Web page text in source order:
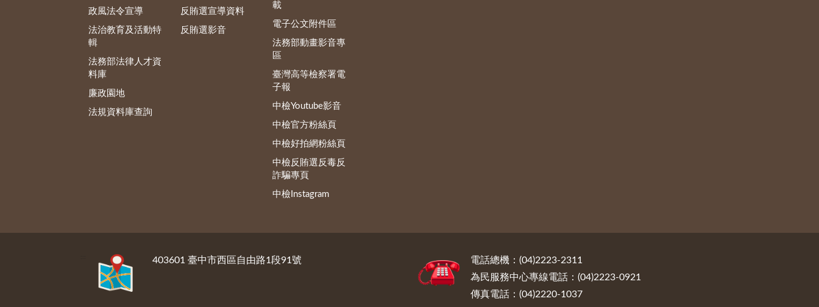
政風法令宣導
法治教育及活動特
輯
法務部法律人才資
料庫
廉政園地
法規資料庫查詢
反賄選宣導資料
反賄選影音
載
電子公文附件區
法務部動畫影音專
區
臺灣高等檢察署電
子報
中檢Youtube影音
中檢官方粉絲頁
中檢好拍網粉絲頁
中檢反賄選反毒反
詐騙專頁
中檢Instagram
403601 臺中市西區自由路1段91號
電話總機：(04)2223-2311
為民服務中心專線電話：(04)2223-0921
傳真電話：(04)2220-1037